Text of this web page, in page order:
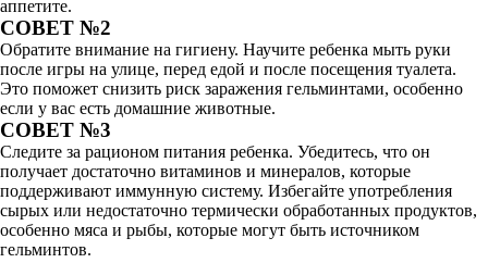
аппетите.
СОВЕТ №2
Обратите внимание на гигиену. Научите ребенка мыть руки
после игры на улице, перед едой и после посещения туалета.
Это поможет снизить риск заражения гельминтами, особенно
если у вас есть домашние животные.
СОВЕТ №3
Следите за рационом питания ребенка. Убедитесь, что он
получает достаточно витаминов и минералов, которые
поддерживают иммунную систему. Избегайте употребления
сырых или недостаточно термически обработанных продуктов,
особенно мяса и рыбы, которые могут быть источником
гельминтов.